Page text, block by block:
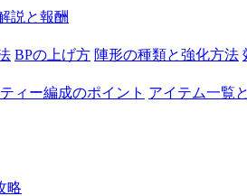
説と報酬
BPの上げ方 陣形の種類と強化方法
ィー編成のポイント アイテム一覧
略